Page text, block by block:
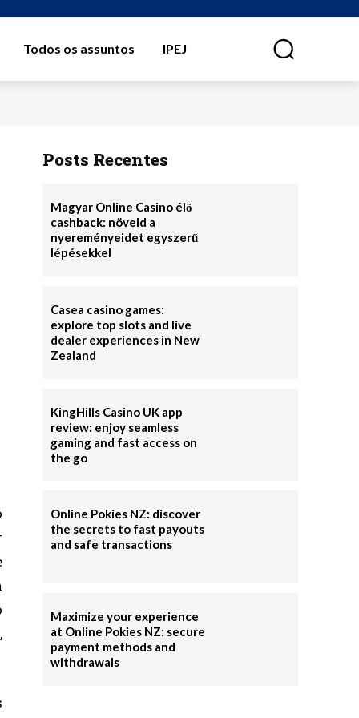
Todos os assuntos IPEJ
Posts Recentes
Magyar Online Casino élő
cashback: növeld a
nyereményeidet egyszerű
lépésekkel
Casea casino games:
explore top slots and live
dealer experiences in New
Zealand
KingHills Casino UK app
review: enjoy seamless
gaming and fast access on
the go
Online Pokies NZ: discover
the secrets to fast payouts
and safe transactions
Maximize your experience
at Online Pokies NZ: secure
payment methods and
withdrawals